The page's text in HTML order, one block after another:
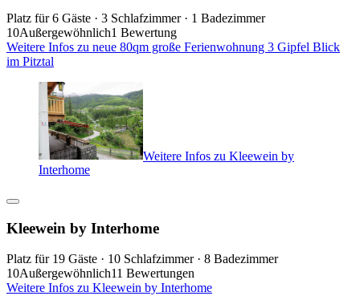
Platz für 6 Gäste · 3 Schlafzimmer · 1 Badezimmer
10Außergewöhnlich1 Bewertung
Weitere Infos zu neue 80qm große Ferienwohnung 3 Gipfel Blick
im Pitztal
Weitere Infos zu Kleewein by
Interhome
Kleewein by Interhome
Platz für 19 Gäste · 10 Schlafzimmer · 8 Badezimmer
10Außergewöhnlich11 Bewertungen
Weitere Infos zu Kleewein by Interhome